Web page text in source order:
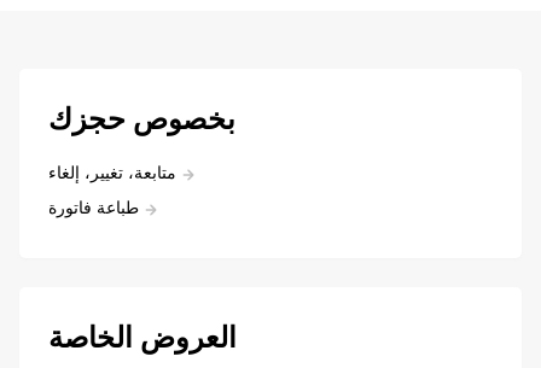
بخصوص حجزك
متابعة، تغيير، إلغاء
طباعة فاتورة
العروض الخاصة